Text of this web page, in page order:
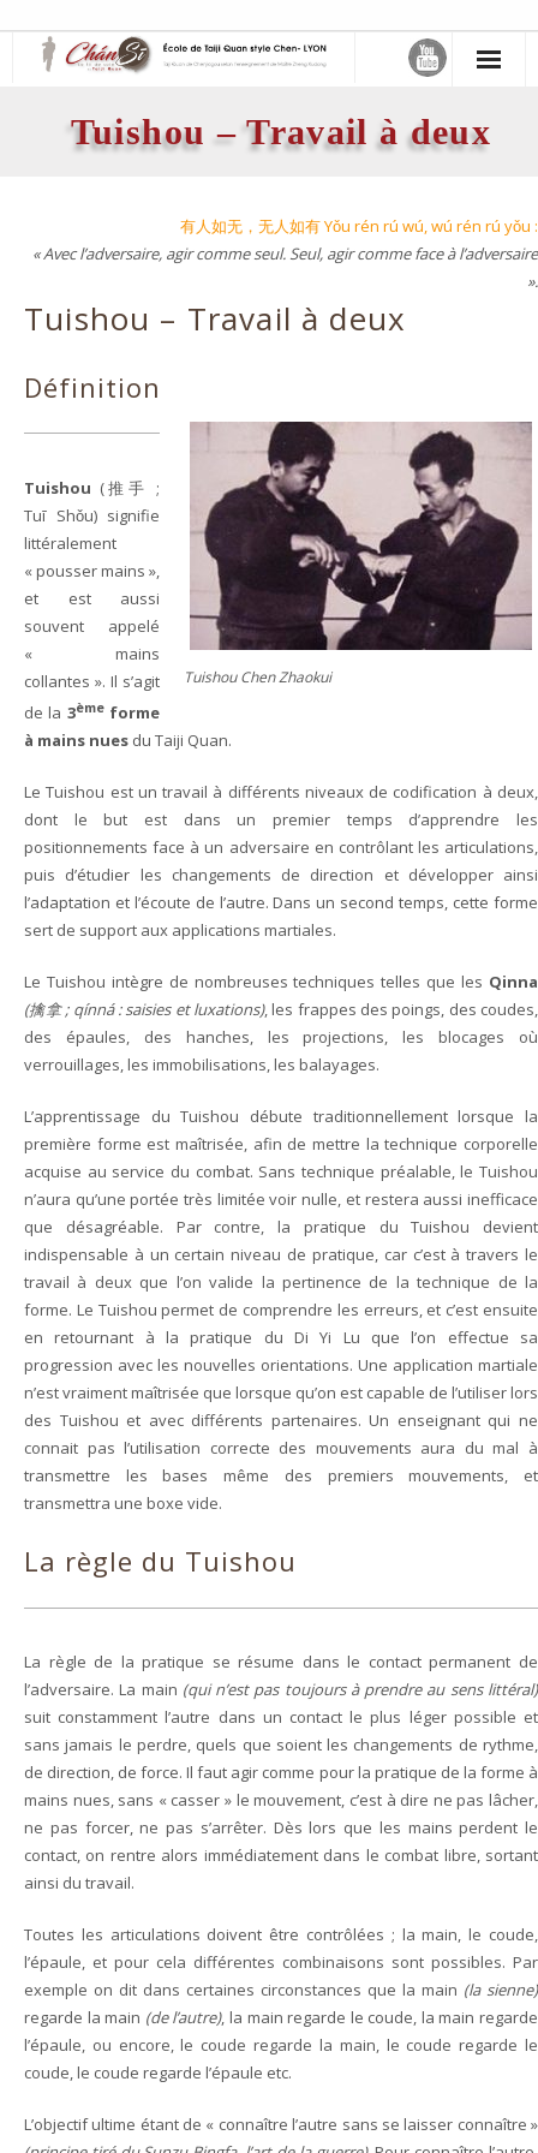
- Choisir son cours
- Atelier Mensuel
Le Taiji Quan
- Taiji Quan style Chen de Chenjiagou
- Art martial interne
- Taiji-Qigong – Chansigong
ère forme – Forme lente
- ErLu – 2
- Tuishou – Travail à deux
Tuishou – Travail à deux
有人如无，无人如有 Yǒu rén rú wú, wú rén rú yǒu :
« Avec l’adversaire, agir comme seul. Seul, agir comme face à l’adversaire
».
Tuishou – Travail à deux
Définition
Tuishou Chen Zhaokui
Tuishou (推手 ;
Tuī Shǒu) signifie
littéralement
« pousser mains »,
et est aussi
souvent appelé
« mains
collantes ». Il s’agit
de la 3èmeforme
à mains nues du Taiji Quan.
Le Tuishou est un travail à différents niveaux de codification à deux,
dont le but est dans un premier temps d’apprendre les
positionnements face à un adversaire en contrôlant les articulations,
puis d’étudier les changements de direction et développer ainsi
l’adaptation et l’écoute de l’autre. Dans un second temps, cette forme
sert de support aux applications martiales.
Le Tuishou intègre de nombreuses techniques telles que les Qinna
(擒拿 ; qínná : saisies et luxations), les frappes des poings, des coudes,
des épaules, des hanches, les projections, les blocages où
verrouillages, les immobilisations, les balayages.
L’apprentissage du Tuishou débute traditionnellement lorsque la
première forme est maîtrisée, afin de mettre la technique corporelle
acquise au service du combat. Sans technique préalable, le Tuishou
n’aura qu’une portée très limitée voir nulle, et restera aussi inefficace
que désagréable. Par contre, la pratique du Tuishou devient
indispensable à un certain niveau de pratique, car c’est à travers le
travail à deux que l’on valide la pertinence de la technique de la
forme. Le Tuishou permet de comprendre les erreurs, et c’est ensuite
en retournant à la pratique du Di Yi Lu que l’on effectue sa
progression avec les nouvelles orientations. Une application martiale
n’est vraiment maîtrisée que lorsque qu’on est capable de l’utiliser lors
des Tuishou et avec différents partenaires. Un enseignant qui ne
connait pas l’utilisation correcte des mouvements aura du mal à
transmettre les bases même des premiers mouvements, et
transmettra une boxe vide.
La règle du Tuishou
La règle de la pratique se résume dans le contact permanent de
l’adversaire. La main (qui n’est pas toujours à prendre au sens littéral)
suit constamment l’autre dans un contact le plus léger possible et
sans jamais le perdre, quels que soient les changements de rythme,
de direction, de force. Il faut agir comme pour la pratique de la forme à
mains nues, sans « casser » le mouvement, c’est à dire ne pas lâcher,
ne pas forcer, ne pas s’arrêter. Dès lors que les mains perdent le
contact, on rentre alors immédiatement dans le combat libre, sortant
ainsi du travail.
Toutes les articulations doivent être contrôlées ; la main, le coude,
l’épaule, et pour cela différentes combinaisons sont possibles. Par
exemple on dit dans certaines circonstances que la main (la sienne)
regarde la main (de l’autre), la main regarde le coude, la main regarde
l’épaule, ou encore, le coude regarde la main, le coude regarde le
coude, le coude regarde l’épaule etc.
L’objectif ultime étant de « connaître l’autre sans se laisser connaître »